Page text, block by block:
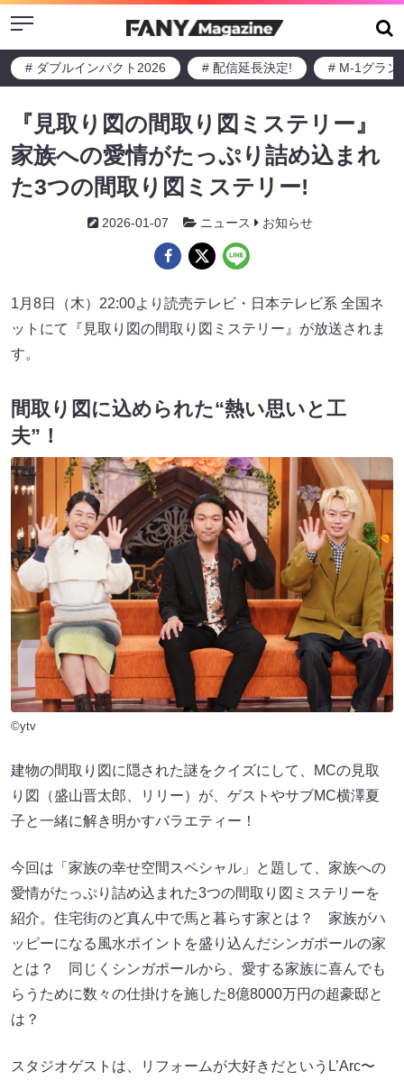
Menu
# ダブルインパクト2026 # 配信延長決定! # M-1グラン
『見取り図の間取り図ミステリー』
家族への愛情がたっぷり詰め込まれ
た3つの間取り図ミステリー!
2026-01-07 ニュース お知らせ
1月8日（木）22:00より読売テレビ・日本テレビ系 全国ネ
ットにて『見取り図の間取り図ミステリー』が放送されま
す。
間取り図に込められた“熱い思いと工
夫”！
©ytv
建物の間取り図に隠された謎をクイズにして、MCの見取
り図（盛山晋太郎、リリー）が、ゲストやサブMC横澤夏
子と一緒に解き明かすバラエティー！
今回は「家族の幸せ空間スペシャル」と題して、家族への
愛情がたっぷり詰め込まれた3つの間取り図ミステリーを
紹介。住宅街のど真ん中で馬と暮らす家とは？ 家族がハ
ッピーになる風水ポイントを盛り込んだシンガポールの家
とは？ 同じくシンガポールから、愛する家族に喜んでも
らうために数々の仕掛けを施した8億8000万円の超豪邸と
は？
スタジオゲストは、リフォームが大好きだというL’Arc〜